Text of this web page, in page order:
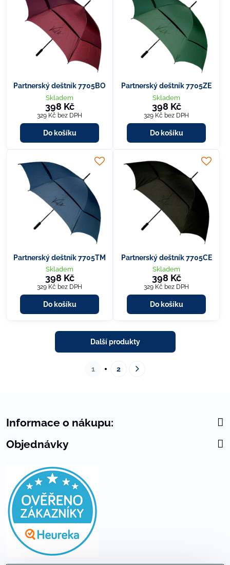
Partnerský deštník 7705BO
Skladem
398 Kč
329 Kč bez DPH
Do košíku
Partnerský deštník 7705ZE
Skladem
398 Kč
329 Kč bez DPH
Do košíku
Partnerský deštník 7705TM
Skladem
398 Kč
329 Kč bez DPH
Do košíku
Partnerský deštník 7705CE
Skladem
398 Kč
329 Kč bez DPH
Do košíku
Další produkty
1 2
Informace o nákupu:
Objednávky